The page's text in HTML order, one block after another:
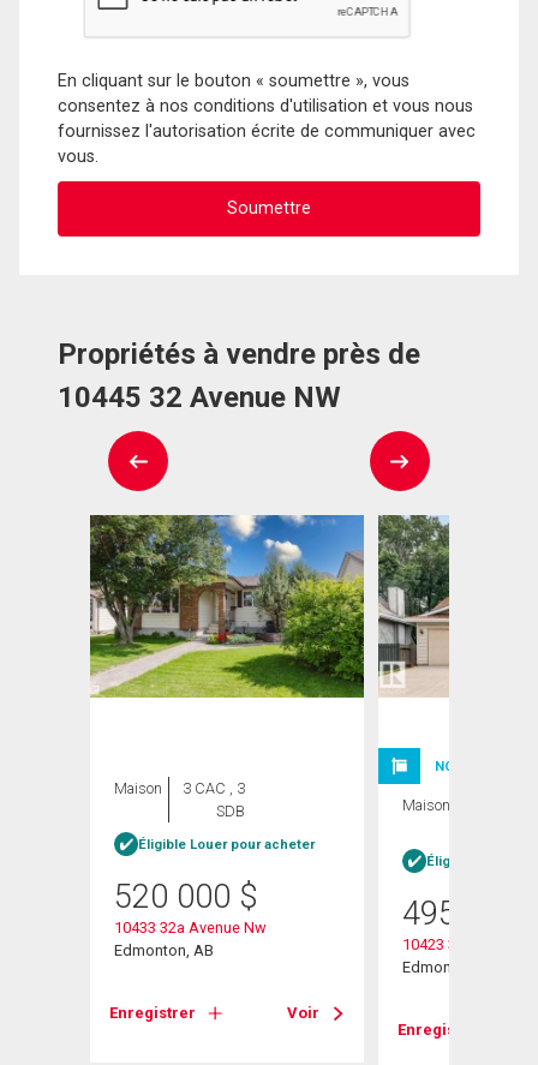
En cliquant sur le bouton « soumettre », vous
consentez à nos conditions d'utilisation et vous nous
fournissez l'autorisation écrite de communiquer avec
vous.
Propriétés à vendre près de
10445 32 Avenue NW
Maison
3 CAC , 3
SDB
Éligible Louer pour acheter
520 000 $
10433 32a Avenue Nw
Edmonton, AB
Enregistrer Voir
NOUVELLE
Maison
Éligible Louer
495 000
10423 33 Avenue
Edmonton, AB
Enregistrer